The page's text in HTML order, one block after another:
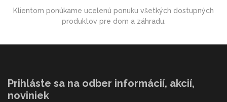
Klientom ponúkame ucelenú ponuku všetkých dostupných
produktov pre dom a záhradu.
Prihláste sa na odber informácií, akcií,
noviniek